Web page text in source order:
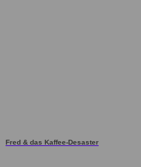
Fred & das Kaffee-Desaster